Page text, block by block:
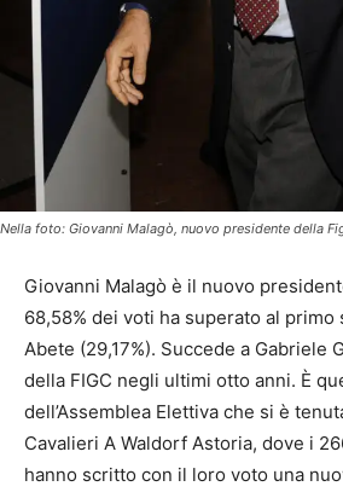
Nella foto: Giovanni Malagò, nuovo presidente della
Giovanni Malagò è il nuovo
68,58% dei voti ha superato al
Abete (29,17%). Succede a Gabriele
della FIGC negli ultimi otto anni. È
dell’Assemblea Elettiva che si è
Cavalieri A Waldorf Astoria, dove i
hanno scritto con il loro voto una